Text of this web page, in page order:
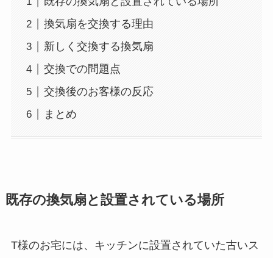
換気扇を交換する理由
新しく交換する換気扇
交換での問題点
交換後のお客様の反応
まとめ
既存の換気扇と設置されている場所
T様のお宅には、キッチンに設置されていた古いス